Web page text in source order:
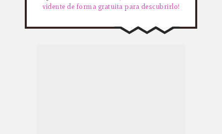
vidente de forma gratuita para descubrirlo!